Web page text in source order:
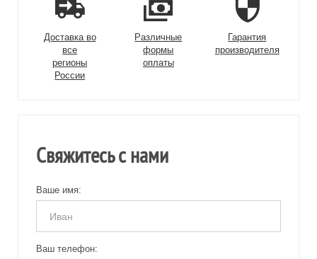
Доставка во
все
регионы
России
Различные
формы
оплаты
Гарантия
производителя
Свяжитесь с нами
Ваше имя:
Ваш телефон: